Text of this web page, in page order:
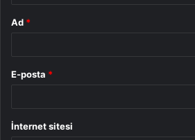
Ad *
E-posta *
İnternet sitesi